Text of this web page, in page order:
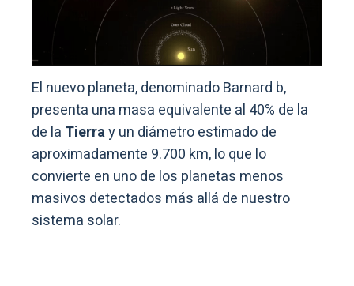
El nuevo planeta, denominado Barnard b,
presenta una masa equivalente al 40% de la
de la Tierray un diámetro estimado de
aproximadamente 9.700 km, lo que lo
convierte en uno de los planetas menos
masivos detectados más allá de nuestro
sistema solar.